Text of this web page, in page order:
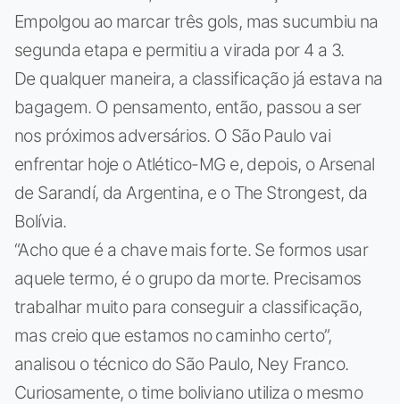
Empolgou ao marcar três gols, mas sucumbiu na
segunda etapa e permitiu a virada por 4 a 3.
De qualquer maneira, a classificação já estava na
bagagem. O pensamento, então, passou a ser
nos próximos adversários. O São Paulo vai
enfrentar hoje o Atlético-MG e, depois, o Arsenal
de Sarandí, da Argentina, e o The Strongest, da
Bolívia.
“Acho que é a chave mais forte. Se formos usar
aquele termo, é o grupo da morte. Precisamos
trabalhar muito para conseguir a classificação,
mas creio que estamos no caminho certo”,
analisou o técnico do São Paulo, Ney Franco.
Curiosamente, o time boliviano utiliza o mesmo